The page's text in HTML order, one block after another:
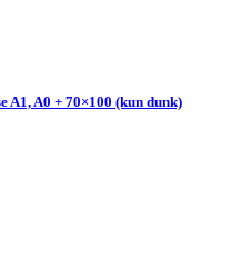
A1, A0 + 70×100 (kun dunk)